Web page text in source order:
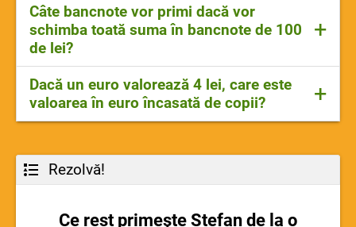
10x50 bani+13x10 lei+3x5 lei+3x50 le
i=500 bani+130 lei+15 lei+150 lei
=5 lei+295 lei
=300lei
Câte bancnote vor primi dacă vor
schimba toată suma în bancnote de 100
de lei?
+
300 lei:100lei=3 bancnote
Dacă un euro valorează 4 lei, care este
valoarea în euro încasată de copii?
+
Rezolvă!
Ce rest primeşte Stefan de la o